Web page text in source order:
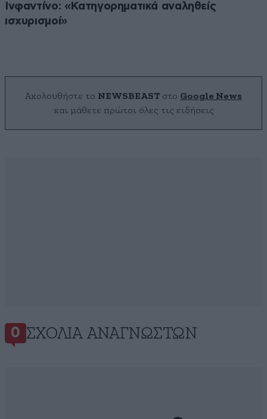
Ινφαντίνο: «Κατηγορηματικά αναληθείς
ισχυρισμοί»
Ακολουθήστε το NEWSBEAST στο Google News
και μάθετε πρώτοι όλες τις ειδήσεις
0 ΣΧΌΛΙΑ ΑΝΑΓΝΩΣΤΏΝ